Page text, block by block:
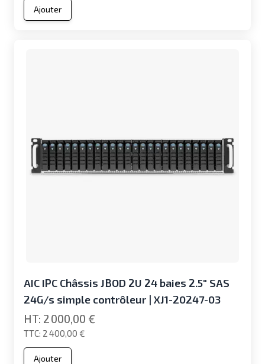
Ajouter
AIC IPC Châssis JBOD 2U 24 baies 2.5" SAS
24G/s simple contrôleur | XJ1-20247-03
2 400,00 €
2 000,00 €
Ajouter